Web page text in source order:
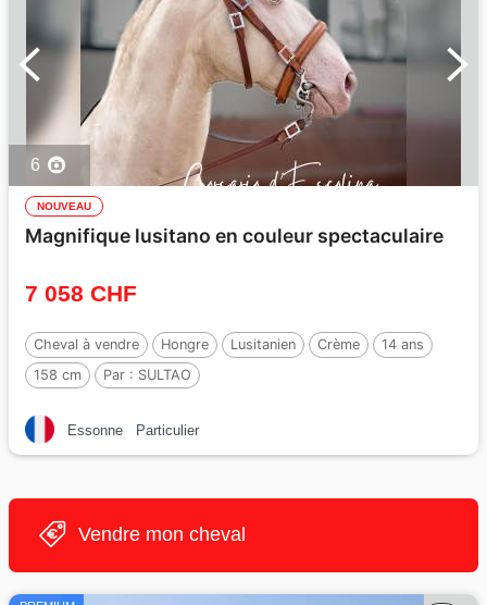
6
NOUVEAU
Magnifique lusitano en couleur spectaculaire
7 058 CHF
Cheval à vendre Hongre Lusitanien Crème
14 ans
158 cm
Par : SULTAO
Essonne Particulier
Vendre mon cheval